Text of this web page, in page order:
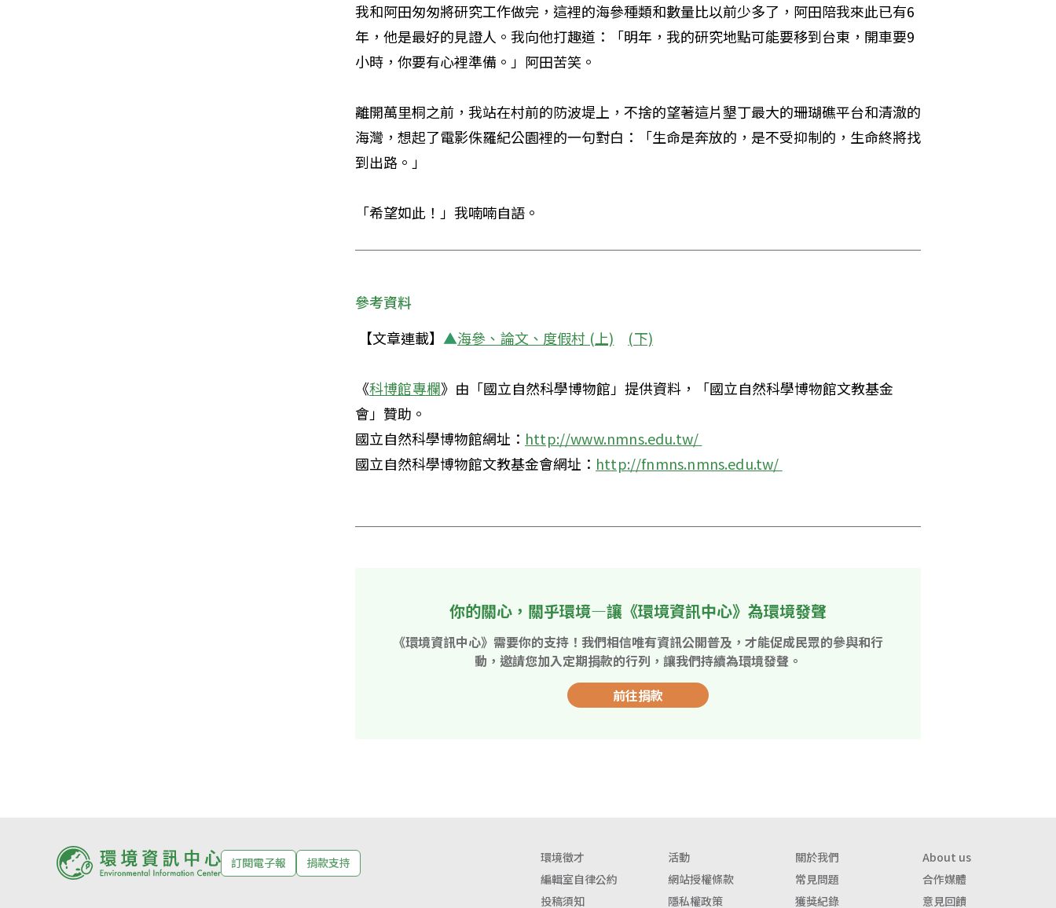
我和阿田匆匆將研究工作做完，這裡的海參種類和數量比以前少多了，阿田陪我來此已有6
年，他是最好的見證人。我向他打趣道：「明年，我的研究地點可能要移到台東，開車要9
小時，你要有心裡準備。」阿田苦笑。
離開萬里桐之前，我站在村前的防波堤上，不捨的望著這片墾丁最大的珊瑚礁平台和清澈的
海灣，想起了電影侏羅紀公園裡的一句對白：「生命是奔放的，是不受抑制的，生命終將找
到出路。」
「希望如此！」我喃喃自語。
參考資料
【文章連載】 ▲海參、論文、度假村 (上) (下)
《科博館專欄》由「國立自然科學博物館」提供資料，「國立自然科學博物館文教基金
會」贊助。
國立自然科學博物館網址：
國立自然科學博物館文教基金會網址： http://fnmns.nmns.edu.tw/
你的關心，關乎環境—讓《環境資訊中心》為環境發聲
《環境資訊中心》需要你的支持！我們相信唯有資訊公開普及，才能促成民眾的參與和行
動，邀請您加入定期捐款的行列，讓我們持續為環境發聲。
前往捐款
訂閱電子報 捐款支持 環境徵才 活動 關於我們
About us
編輯室自律公約
網站授權條款 常見問題
合作媒體
投稿須知
隱私權政策 獲獎紀錄 意見回饋